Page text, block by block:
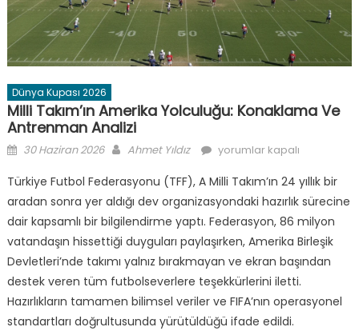
Dünya Kupası 2026
Milli Takım’ın Amerika Yolculuğu: Konaklama Ve
Antrenman Analizi
Posted
30 Haziran 2026 Author
Ahmet Yıldız
Milli
Amerika
Yolculuğu:
Konaklama
ve
Antrenman
Analizi
için
yorumlar kapalı
Türkiye Futbol Federasyonu (TFF), A Milli Takım’ın 24 yıllık bir
aradan sonra yer aldığı dev organizasyondaki hazırlık sürecine
dair kapsamlı bir bilgilendirme yaptı. Federasyon, 86 milyon
vatandaşın hissettiği duyguları paylaşırken, Amerika Birleşik
Devletleri’nde takımı yalnız bırakmayan ve ekran başından
destek veren tüm futbolseverlere teşekkürlerini iletti.
Hazırlıkların tamamen bilimsel veriler ve FIFA’nın operasyonel
standartları doğrultusunda yürütüldüğü ifade edildi.